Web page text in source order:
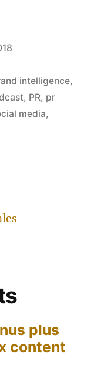
»
intelligence,
, PR, pr
media,
plus
content